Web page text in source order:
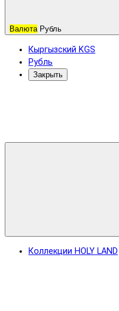
Валюта Рубль
Кыргызский KGS
Рубль
Закрыть
Коллекции HOLY LAND